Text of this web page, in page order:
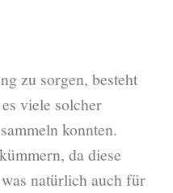
zu sorgen, besteht
viele solcher
konnten.
da diese
natürlich auch für